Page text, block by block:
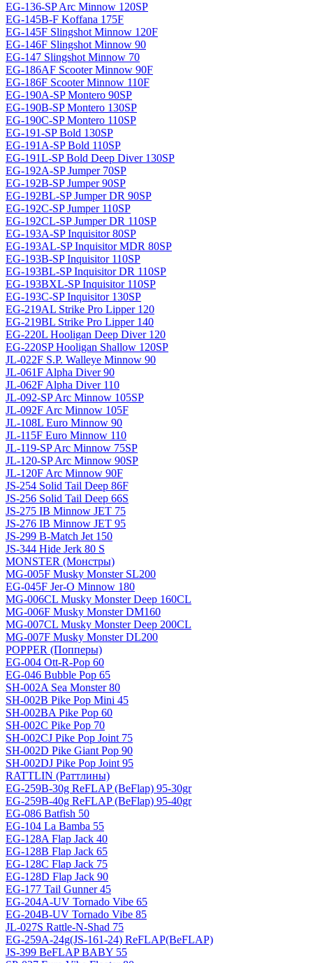
EG-136-SP Arc Minnow 120SP
EG-145B-F Koffana 175F
EG-145F Slingshot Minnow 120F
EG-146F Slingshot Minnow 90
EG-147 Slingshot Minnow 70
EG-186AF Scooter Minnow 90F
EG-186F Scooter Minnow 110F
EG-190A-SP Montero 90SP
EG-190B-SP Montero 130SP
EG-190C-SP Montero 110SP
EG-191-SP Bold 130SP
EG-191A-SP Bold 110SP
EG-191L-SP Bold Deep Diver 130SP
EG-192A-SP Jumper 70SP
EG-192B-SP Jumper 90SP
EG-192BL-SP Jumper DR 90SP
EG-192C-SP Jumper 110SP
EG-192CL-SP Jumper DR 110SP
EG-193A-SP Inquisitor 80SP
EG-193AL-SP Inquisitor MDR 80SP
EG-193B-SP Inquisitor 110SP
EG-193BL-SP Inquisitor DR 110SP
EG-193BXL-SP Inquisitor 110SP
EG-193C-SP Inquisitor 130SP
EG-219AL Strike Pro Lipper 120
EG-219BL Strike Pro Lipper 140
EG-220L Hooligan Deep Diver 120
EG-220SP Hooligan Shallow 120SP
JL-022F S.P. Walleye Minnow 90
JL-061F Alpha Diver 90
JL-062F Alpha Diver 110
JL-092-SP Arc Minnow 105SP
JL-092F Arc Minnow 105F
JL-108L Euro Minnow 90
JL-115F Euro Minnow 110
JL-119-SP Arc Minnow 75SP
JL-120-SP Arc Minnow 90SP
JL-120F Arc Minnow 90F
JS-254 Solid Tail Deep 86F
JS-256 Solid Tail Deep 66S
JS-275 IB Minnow JET 75
JS-276 IB Minnow JET 95
JS-299 B-Match Jet 150
JS-344 Hide Jerk 80 S
MONSTER (Монстры)
MG-005F Musky Monster SL200
EG-045F Jer-O Minnow 180
MG-006CL Musky Monster Deep 160CL
MG-006F Musky Monster DM160
MG-007CL Musky Monster Deep 200CL
MG-007F Musky Monster DL200
POPPER (Попперы)
EG-004 Ott-R-Pop 60
EG-046 Bubble Pop 65
SH-002A Sea Monster 80
SH-002B Pike Pop Mini 45
SH-002BA Pike Pop 60
SH-002C Pike Pop 70
SH-002CJ Pike Pop Joint 75
SH-002D Pike Giant Pop 90
SH-002DJ Pike Pop Joint 95
RATTLIN (Раттлины)
EG-259B-30g ReFLAP (BeFlap) 95-30gr
EG-259B-40g ReFLAP (BeFlap) 95-40gr
EG-086 Batfish 50
EG-104 La Bamba 55
EG-128A Flap Jack 40
EG-128B Flap Jack 65
EG-128C Flap Jack 75
EG-128D Flap Jack 90
EG-177 Tail Gunner 45
EG-204A-UV Tornado Vibe 65
EG-204B-UV Tornado Vibe 85
JL-027S Rattle-N-Shad 75
EG-259A-24g(JS-161-24) ReFLAP(BeFLAP)
JS-399 BeFLAP BABY 55